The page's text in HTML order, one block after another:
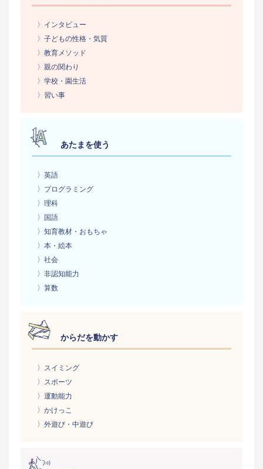
〉インタビュー
〉子どもの性格・気質
〉教育メソッド
〉親の関わり
〉学校・園生活
〉習い事
あたまを使う
〉英語
〉プログラミング
〉理科
〉国語
〉知育教材・おもちゃ
〉本・絵本
〉社会
〉非認知能力
〉算数
からだを動かす
〉スイミング
〉スポーツ
〉運動能力
〉かけっこ
〉外遊び・中遊び